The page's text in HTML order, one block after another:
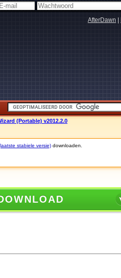
AfterDawn
(Portable) v2012.2.0
stabiele versie) downloaden.